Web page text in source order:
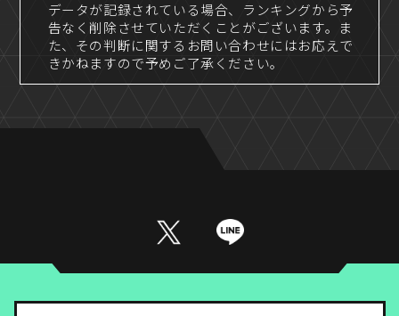
データが記録されている場合、ランキングから予
告なく削除させていただくことがございます。ま
た、その判断に関するお問い合わせにはお応えで
きかねますので予めご了承ください。